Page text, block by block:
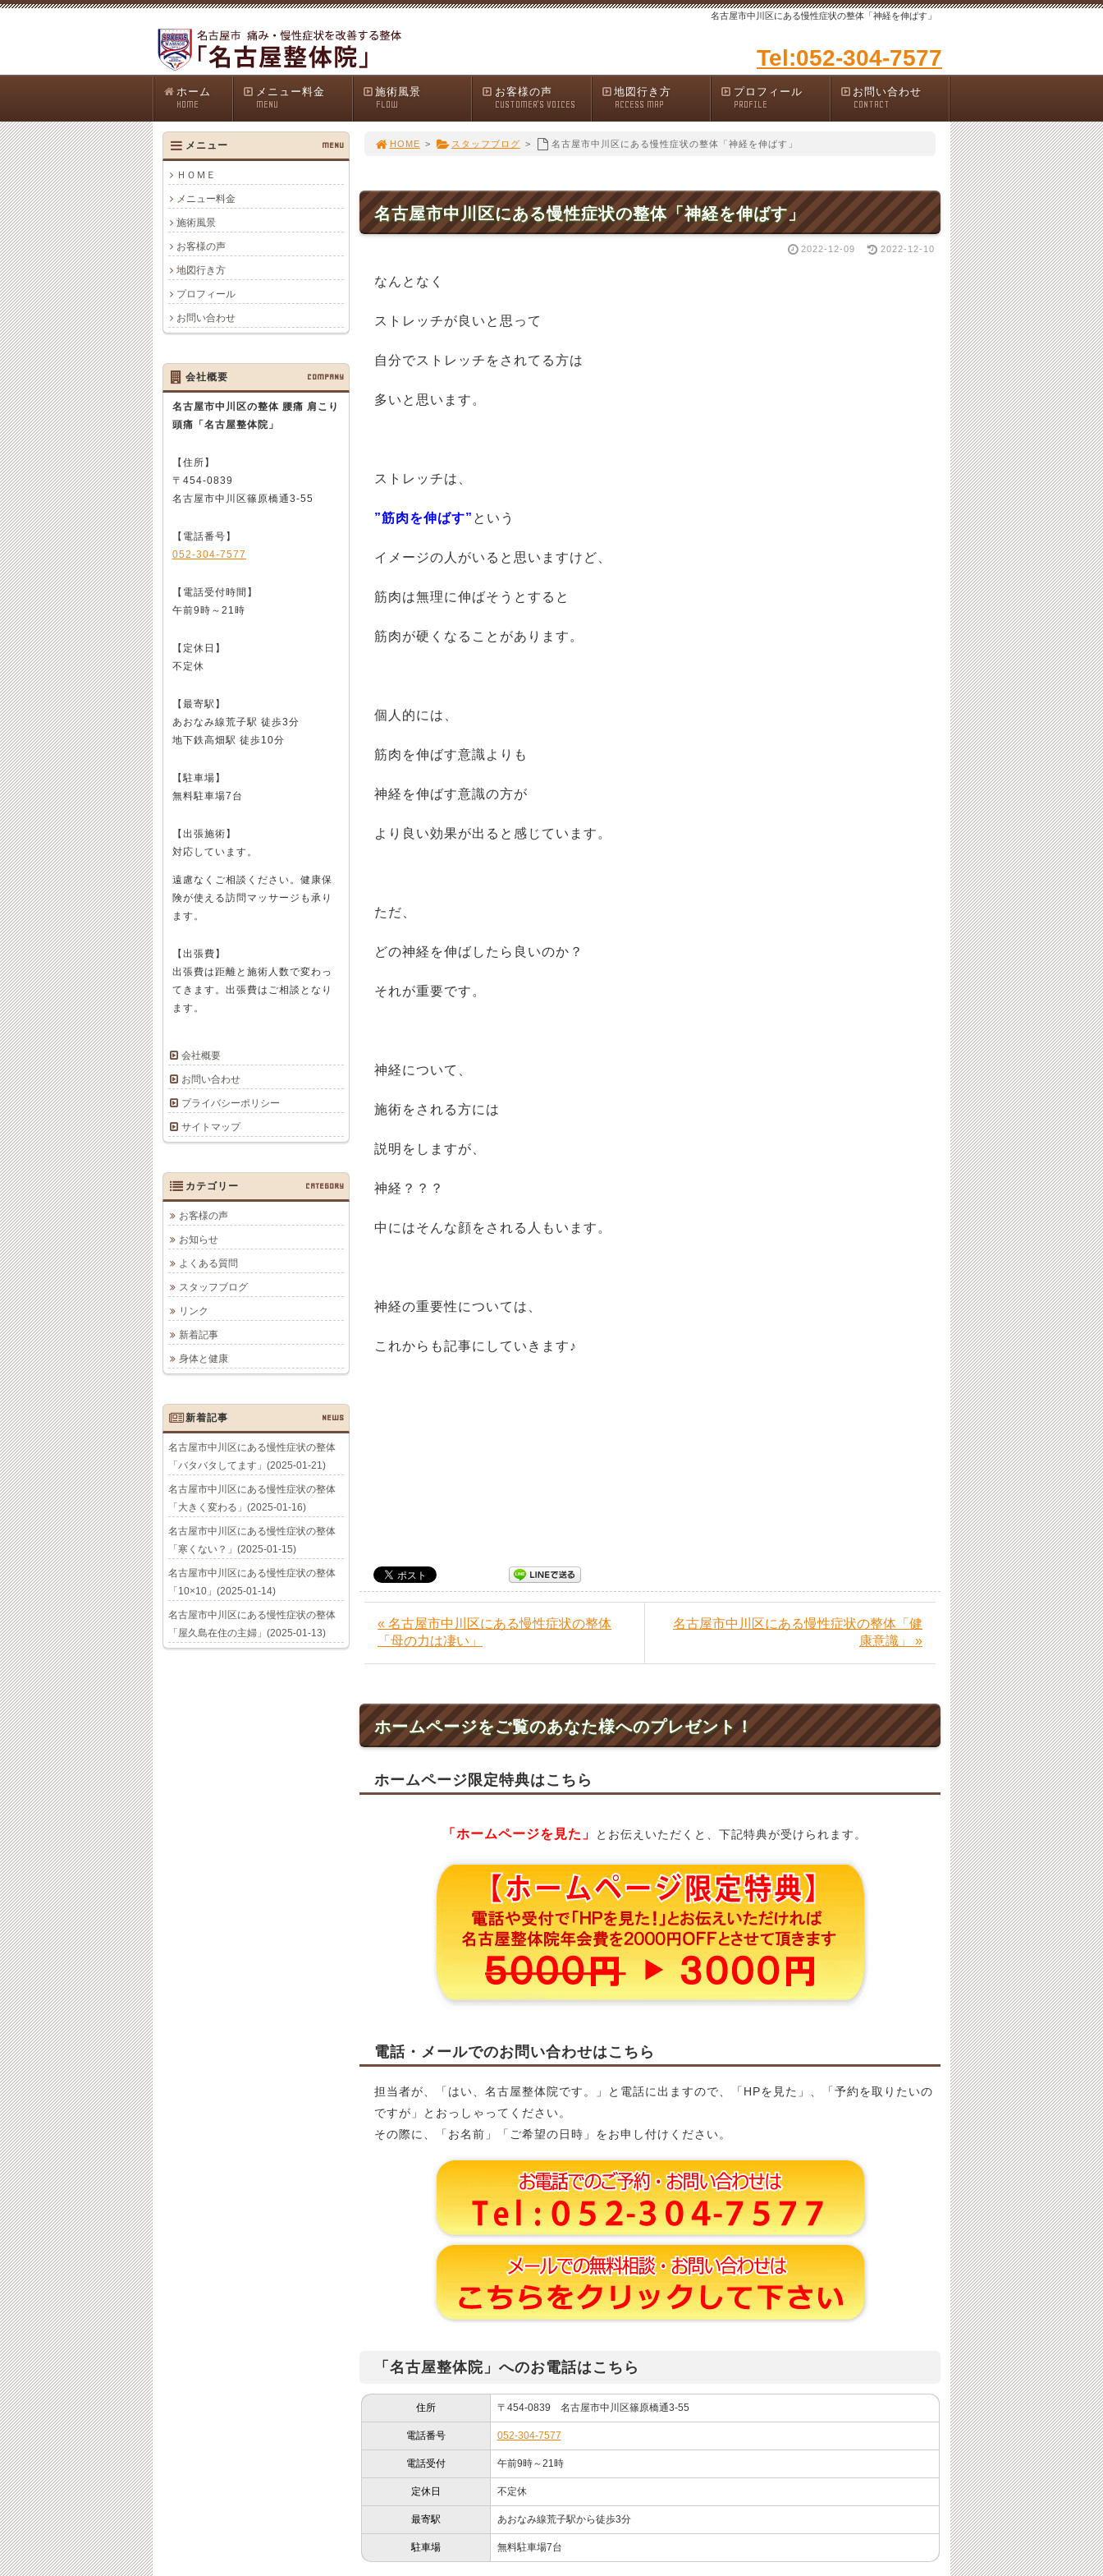
名古屋市中川区にある慢性症状の整体「神経を伸ばす」
Tel:052-304-7577
ホーム
HOME
メニュー料金
MENU
施術風景
FLOW
お客様の声
CUSTOMER'S VOICES
地図行き方
ACCESS MAP
プロフィール
PROFILE
お問い合わせ
CONTACT
HOME > スタッフブログ > 名古屋市中川区にある慢性症状の整体「神経を伸ばす」
名古屋市中川区にある慢性症状の整体「神経を伸ばす」
2022-12-09 2022-12-10
なんとなく
ストレッチが良いと思って
自分でストレッチをされてる方は
多いと思います。
ストレッチは、
”筋肉を伸ばす” という
イメージの人がいると思いますけど、
筋肉は無理に伸ばそうとすると
筋肉が硬くなることがあります。
個人的には、
筋肉を伸ばす意識よりも
神経を伸ばす意識の方が
より良い効果が出ると感じています。
ただ、
どの神経を伸ばしたら良いのか？
それが重要です。
神経について、
施術をされる方には
説明をしますが、
神経？？？
中にはそんな顔をされる人もいます。
神経の重要性については、
これからも記事にしていきます♪
« 名古屋市中川区にある慢性症状の整体
「母の力は凄い」
名古屋市中川区にある慢性症状の整体「健
康意識」 »
ホームページをご覧のあなた様へのプレゼント！
ホームページ限定特典はこちら
「ホームページを見た」 とお伝えいただくと、下記特典が受けられます。
電話・メールでのお問い合わせはこちら
担当者が、「はい、名古屋整体院です。」と電話に出ますので、「HPを見た」、「予約を取りたいの
ですが」とおっしゃってください。
その際に、「お名前」「ご希望の日時」をお申し付けください。
「名古屋整体院」へのお電話はこちら
住所 〒454-0839 名古屋市中川区篠原橋通3-55
電話番号 052-304-7577
電話受付 午前9時～21時
定休日 不定休
最寄駅 あおなみ線荒子駅から徒歩3分
駐車場 無料駐車場7台
メニュー MENU
ＨＯＭＥ
メニュー料金
施術風景
お客様の声
地図行き方
プロフィール
お問い合わせ
会社概要 COMPANY
名古屋市中川区の整体 腰痛 肩こり
頭痛 「名古屋整体院」
【住所】
〒454-0839
名古屋市中川区篠原橋通3-55
【電話番号】
052-304-7577
【電話受付時間】
午前9時～21時
【定休日】
不定休
【最寄駅】
あおなみ線荒子駅 徒歩3分
地下鉄高畑駅 徒歩10分
【駐車場】
無料駐車場7台
【出張施術】
対応しています。
遠慮なくご相談ください。健康保
険が使える訪問マッサージも承り
ます。
【出張費】
出張費は距離と施術人数で変わっ
てきます。出張費はご相談となり
ます。
会社概要
お問い合わせ
プライバシーポリシー
サイトマップ
カテゴリー CATEGORY
お客様の声
お知らせ
よくある質問
スタッフブログ
リンク
新着記事
身体と健康
新着記事 NEWS
名古屋市中川区にある慢性症状の整体
「バタバタしてます」(2025-01-21)
名古屋市中川区にある慢性症状の整体
「大きく変わる」(2025-01-16)
名古屋市中川区にある慢性症状の整体
「寒くない？」(2025-01-15)
名古屋市中川区にある慢性症状の整体
「10×10」(2025-01-14)
名古屋市中川区にある慢性症状の整体
「屋久島在住の主婦」(2025-01-13)